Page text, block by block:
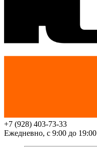
+7 (928) 403-73-33
Ежедневно, с 9:00 до 19:00